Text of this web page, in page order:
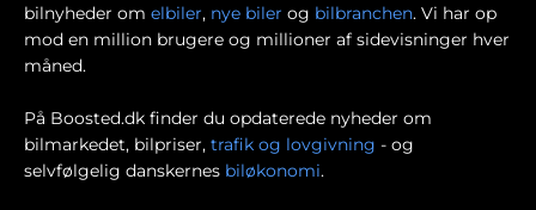
bilnyheder om elbiler, nye biler og bilbranchen. Vi har op
mod en million brugere og millioner af sidevisninger hver
måned.
På Boosted.dk finder du opdaterede nyheder om
bilmarkedet, bilpriser, trafik og lovgivning - og
selvfølgelig danskernes biløkonomi.